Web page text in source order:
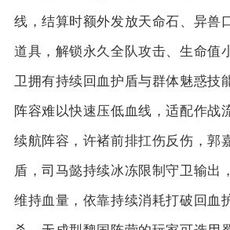
线，结算时额外发放天命石、异兽
道具，解锁永久全队攻击、生命值
卫拥有持续回血护盾与群体魅惑技
阵容难以快速压低血线，适配作战
续航阵容，许褚前排扛伤反伤，郭
盾，司马懿持续冰冻限制守卫输出
维持血量，依靠持续消耗打破回血